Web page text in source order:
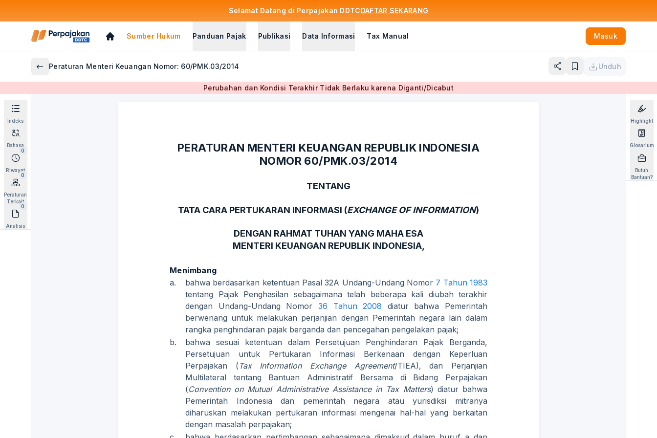
Selamat Datang di Perpajakan DDTCDAFTAR SEKARANG
Sumber Hukum Panduan Pajak Publikasi Data Informasi Tax Manual Masuk
Peraturan Menteri Keuangan Nomor: 60/PMK.03/2014 Unduh
Perubahan dan Kondisi Terakhir Tidak Berlaku karena Diganti/Dicabut
Indeks
Bahasa
0
Riwayat
0
Peraturan
Terkait
0
Analisis
PERATURAN MENTERI KEUANGAN REPUBLIK INDONESIA
NOMOR 60/PMK.03/2014
TENTANG
TATA CARA PERTUKARAN INFORMASI (EXCHANGE OF INFORMATION)
DENGAN RAHMAT TUHAN YANG MAHA ESA
MENTERI KEUANGAN REPUBLIK INDONESIA,
Menimbang
a.
bahwa berdasarkan ketentuan Pasal 32A Undang-Undang Nomor 7 Tahun 1983
tentang Pajak Penghasilan sebagaimana telah beberapa kali diubah terakhir
dengan Undang-Undang Nomor 36 Tahun 2008 diatur bahwa Pemerintah
berwenang untuk melakukan perjanjian dengan Pemerintah negara lain dalam
rangka penghindaran pajak berganda dan pencegahan pengelakan pajak;
b.
bahwa sesuai ketentuan dalam Persetujuan Penghindaran Pajak Berganda,
Persetujuan untuk Pertukaran Informasi Berkenaan dengan Keperluan
Perpajakan ( Tax Information Exchange Agreement/TIEA), dan Perjanjian
Multilateral tentang Bantuan Administratif Bersama di Bidang Perpajakan
(Convention on Mutual Administrative Assistance in Tax Matters) diatur bahwa
Pemerintah Indonesia dan pemerintah negara atau yurisdiksi mitranya
diharuskan melakukan pertukaran informasi mengenai hal-hal yang berkaitan
dengan masalah perpajakan;
Highlight
Glosarium
Butuh
Bantuan?